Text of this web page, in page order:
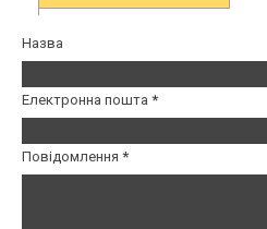
Назва
Електронна пошта *
Повідомлення *